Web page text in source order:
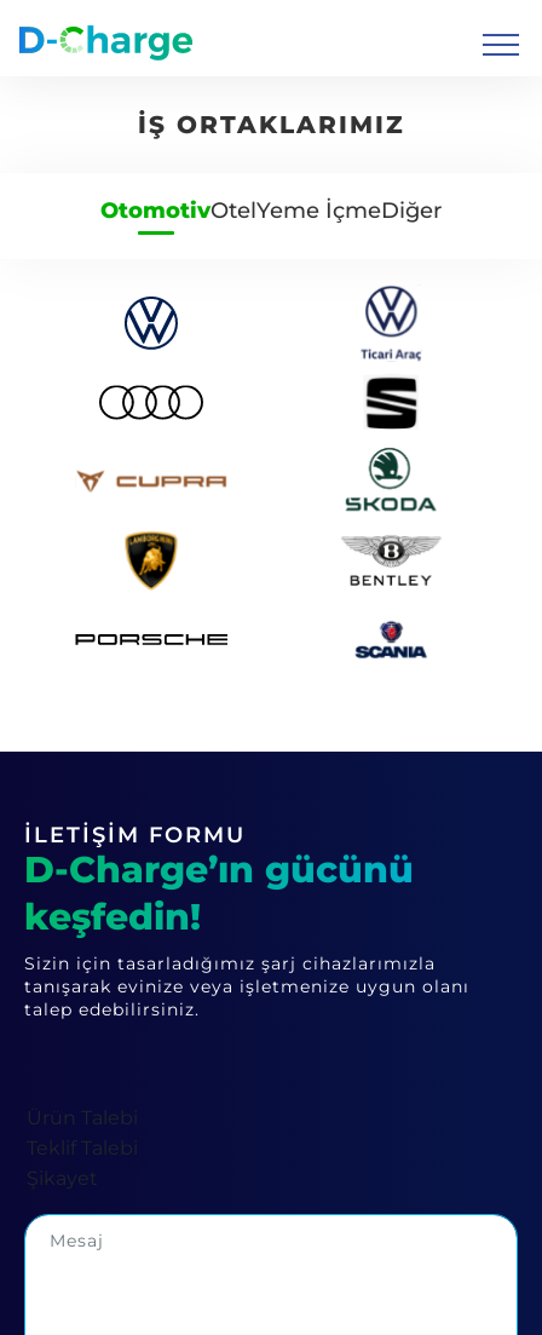
İŞ ORTAKLARIMIZ
OtomotivOtelYeme İçmeDiğer
İLETİŞİM FORMU
D-Charge’ın gücünü
keşfedin!
Sizin için tasarladığımız şarj cihazlarımızla
tanışarak evinize veya işletmenize uygun olanı
talep edebilirsiniz.